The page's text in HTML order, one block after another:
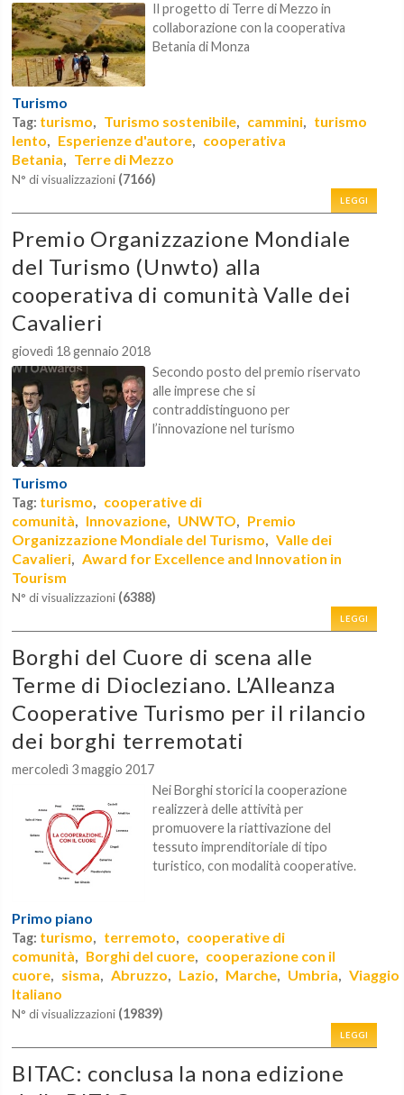
Il progetto di Terre di Mezzo in
collaborazione con la cooperativa
Betania di Monza
Turismo
Tag: turismo, Turismo sostenibile, cammini, turismo
lento, Esperienze d'autore, cooperativa
Betania, Terre di Mezzo
N° di visualizzazioni (7166)
LEGGI
Premio Organizzazione Mondiale
del Turismo (Unwto) alla
cooperativa di comunità Valle dei
Cavalieri
giovedì 18 gennaio 2018
Secondo posto del premio riservato
alle imprese che si
contraddistinguono per
l’innovazione nel turismo
Turismo
Tag: turismo, cooperative di
comunità, Innovazione, UNWTO, Premio
Organizzazione Mondiale del Turismo,Valle dei
Cavalieri,Award for Excellence and Innovation in
Tourism
N° di visualizzazioni (6388)
LEGGI
Borghi del Cuore di scena alle
Terme di Diocleziano. L’Alleanza
Cooperative Turismo per il rilancio
dei borghi terremotati
mercoledì 3 maggio 2017
Nei Borghi storici la cooperazione
realizzerà delle attività per
promuovere la riattivazione del
tessuto imprenditoriale di tipo
turistico, con modalità cooperative.
Primo piano
Tag: turismo, terremoto, cooperative di
comunità, Borghi del cuore, cooperazione con il
cuore, sisma,Abruzzo, Lazio, Marche, Umbria,Viaggio
Italiano
N° di visualizzazioni (19839)
LEGGI
BITAC: conclusa la nona edizione